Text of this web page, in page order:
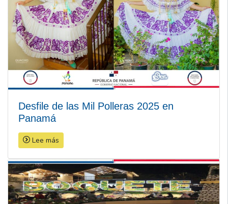
Desfile de las Mil Polleras 2025 en
Panamá
Lee más